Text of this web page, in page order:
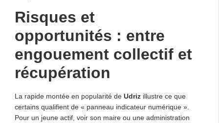
Risques et
opportunités : entre
engouement collectif et
récupération
La rapide montée en popularité de Udriz illustre ce que
certains qualifient de « panneau indicateur numérique ».
Pour un jeune actif, voir son maire ou une administration